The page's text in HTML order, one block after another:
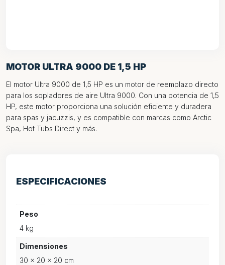
MOTOR ULTRA 9000 DE 1,5 HP
El motor Ultra 9000 de 1,5 HP es un motor de reemplazo directo
para los sopladores de aire Ultra 9000. Con una potencia de 1,5
HP, este motor proporciona una solución eficiente y duradera
para spas y jacuzzis, y es compatible con marcas como Arctic
Spa, Hot Tubs Direct y más.
ESPECIFICACIONES
Peso
4 kg
Dimensiones
30 × 20 × 20 cm